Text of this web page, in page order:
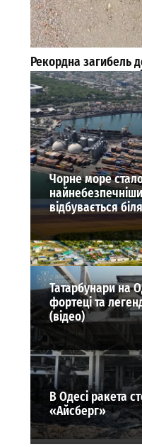
Рекордна загибель
допомогти
03-08-2026 в 07:46
ВИБІР РЕДАКЦІЇ
Чорне море
відбувається
Татарбунари на
фортеці та
(відео)
В Одесі ракета
«Айсберг»